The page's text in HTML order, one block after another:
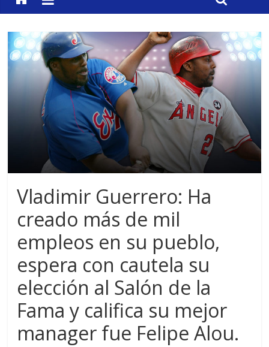
Vladimir Guerrero: Ha
creado más de mil
empleos en su pueblo,
espera con cautela su
elección al Salón de la
Fama y califica su mejor
manager fue Felipe Alou.